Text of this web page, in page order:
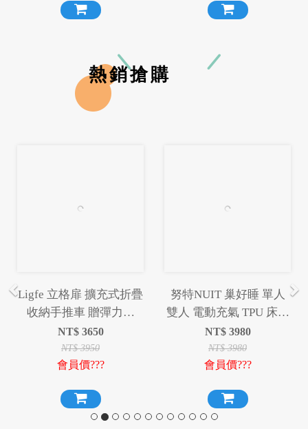
熱銷搶購
Ligfe 立格扉 擴充式折疊
收納手推車 贈彈力繩
140L多型態手推車 推車
NT$ 3650
NT$3950
會員價???
努特NUIT 巢好睡 單人
雙人 電動充氣 TPU 床墊
內建電動幫浦 USB充電
露營充氣床墊 環島 登山
旅遊 露營 居家 睡床超彈
NT$ 3980
NT$3980
會員價???